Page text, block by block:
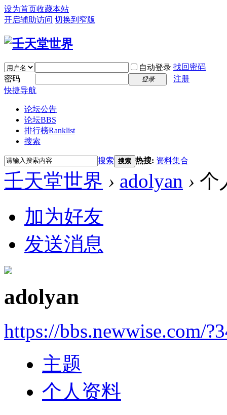
设为首页收藏本站
开启辅助访问 切换到窄版
自动登录 找回密码
密码
登录
注册
快捷导航
论坛公告
论坛BBS
排行榜Ranklist
搜索
搜索 搜索 热搜: 资料集合
壬天堂世界 › adolyan › 个
加为好友
发送消息
adolyan
https://bbs.newwise.com/
主题
个人资料